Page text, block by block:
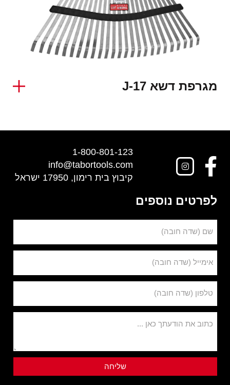
מגרפת דשא J-17
1-800-801-123
info@tabortools.com
קיבוץ בית רימון, 17950 ישראל
לפרטים נוספים
שם (שדה חובה)
אימייל (שדה חובה)
טלפון (שדה חובה)
כתוב את הודעתך כאן ...